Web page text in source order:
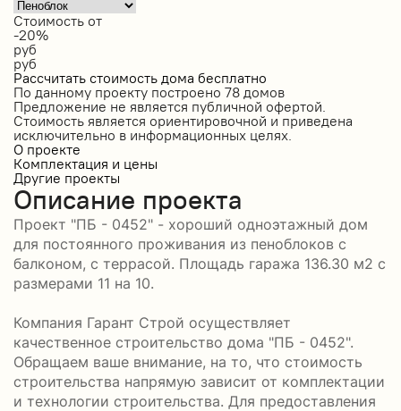
Стоимость от
-20%
руб
руб
Рассчитать стоимость дома бесплатно
По данному проекту построено 78 домов
Предложение не является публичной офертой.
Стоимость является ориентировочной и приведена
исключительно в информационных целях.
О проекте
Комплектация и цены
Другие проекты
Описание проекта
Проект "ПБ - 0452" - хороший одноэтажный дом
для постоянного проживания из пеноблоков с
балконом, с террасой. Площадь гаража 136.30 м2 с
размерами 11 на 10.
Компания Гарант Строй осуществляет
качественное строительство дома "ПБ - 0452".
Обращаем ваше внимание, на то, что стоимость
строительства напрямую зависит от комплектации
и технологии строительства. Для предоставления